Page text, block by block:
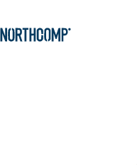
Zur Navigation springen